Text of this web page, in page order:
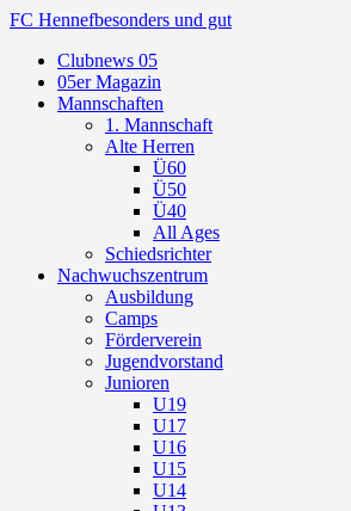
FC Hennefbesonders und gut
Clubnews 05
05er Magazin
Mannschaften
1. Mannschaft
Alte Herren
Ü60
Ü50
Ü40
All Ages
Schiedsrichter
Nachwuchszentrum
Ausbildung
Camps
Förderverein
Jugendvorstand
Junioren
U19
U17
U16
U15
U14